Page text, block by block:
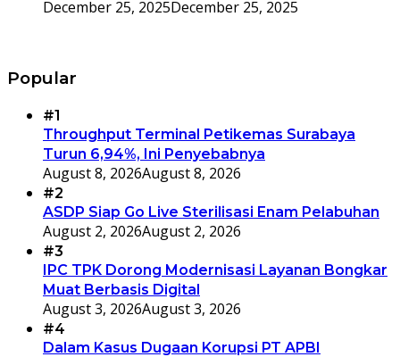
December 25, 2025December 25, 2025
Popular
#1
Throughput Terminal Petikemas Surabaya
Turun 6,94%, Ini Penyebabnya
August 8, 2026August 8, 2026
#2
ASDP Siap Go Live Sterilisasi Enam Pelabuhan
August 2, 2026August 2, 2026
#3
IPC TPK Dorong Modernisasi Layanan Bongkar
Muat Berbasis Digital
August 3, 2026August 3, 2026
#4
Dalam Kasus Dugaan Korupsi PT APBI